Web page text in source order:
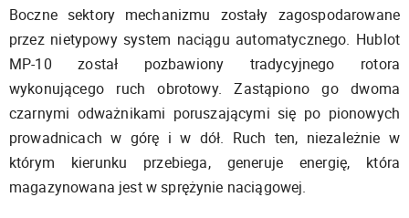
Boczne sektory mechanizmu zostały zagospodarowane
przez nietypowy system naciągu automatycznego. Hublot
MP-10 został pozbawiony tradycyjnego rotora
wykonującego ruch obrotowy. Zastąpiono go dwoma
czarnymi odważnikami poruszającymi się po pionowych
prowadnicach w górę i w dół. Ruch ten, niezależnie w
którym kierunku przebiega, generuje energię, która
magazynowana jest w sprężynie naciągowej.